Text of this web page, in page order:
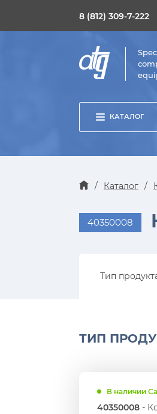
8 (812) 309-7-222
КАТАЛОГ
/ Каталог /
40350008
Тип
ТИП
В наличии
40350008 -